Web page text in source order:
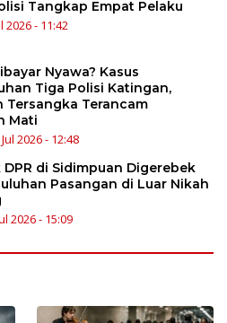
Tangkap Empat Pelaku
2026 - 11:42
Nyawa? Kasus
Tiga Polisi Katingan,
Tersangka Terancam
Mati
2026 - 12:48
DPR di Sidimpuan Digerebek
Pasangan di Luar Nikah
2026 - 15:09